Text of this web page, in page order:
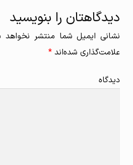
دیدگاهتان را بنویسید
نشانی ایمیل شما منتشر
علامت‌گذاری شده‌اند *